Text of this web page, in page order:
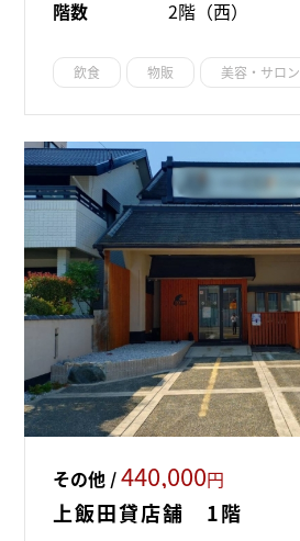
階数 2階（西）
飲食 物販 美容・サロン
その他 /440,000円
上飯田貸店舗 1階